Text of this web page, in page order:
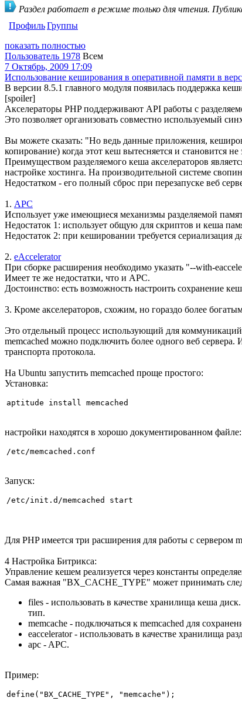
Раздел работает в режиме только для чтения.
ПрофильГруппы
показать полностью
Пользователь 1978 Всем
7 Октябрь, 2009 17:09
Использование кеширования в оперативной памяти в
В версии 8.5.1 главного модуля появилась поддержка
[spoiler]
Акселераторы PHP поддерживают API работы с
Это позволяет организовать совместно используемый
Вы можете сказать: "Но ведь данные приложения,
копирование) когда этот кеш вытесняется и становится
Преимуществом разделяемого кеша акселераторов
настройке хостинга. На производительной системе
Недостатком - его полный сброс при перезапуске веб
1. APC
Использует уже имеющиеся механизмы разделяемой
Недостаток 1: использует общую для скриптов и кеша
Недостаток 2: при кешировании требуется сериализация
2. eAccelerator
При сборке расширения необходимо указать "--with-
Имеет те же недостатки, что и APC.
Достоинство: есть возможность настроить сохранение
3. Кроме акселераторов, схожим, но гораздо более
Это отдельный процесс использующий для
memcached можно подключить более одного веб
транспорта протокола.
На Ubuntu запустить memcached проще простого:
Установка:
aptitude install memcached
настройки находятся в хорошо документированном файле:
/etc/memcached.conf
Запуск:
/etc/init.d/memcached start
Для PHP имеется три расширения для работы с
4 Настройка Битрикса:
Управление кешем реализуется через константы
Самая важная "BX_CACHE_TYPE" может принимать
files - использовать в качестве хранилища кеша
тип.
memcache - подключаться к memcached для
eaccelerator - использовать в качестве хранилища
apc - APC.
Пример:
define("BX_CACHE_TYPE", "memcache");